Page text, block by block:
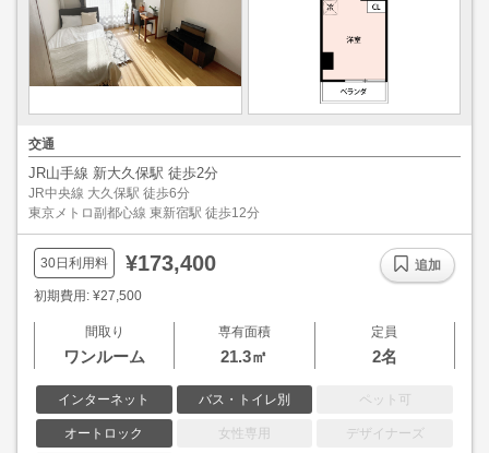
交通
JR山手線 新大久保駅 徒歩2分
JR中央線 大久保駅 徒歩6分
東京メトロ副都心線 東新宿駅 徒歩12分
30日利用料 ¥173,400
初期費用: ¥27,500
間取り
ワンルーム
専有面積
21.3㎡
定員
2名
インターネット バス・トイレ別 ペット可
オートロック 女性専用 デザイナーズ
追加